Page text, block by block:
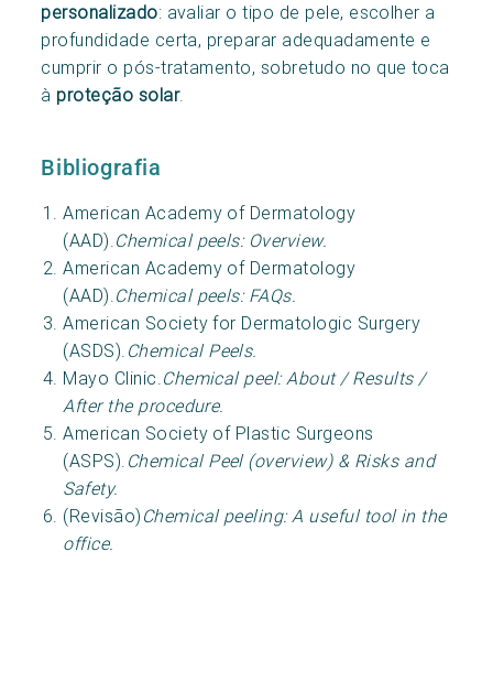
personalizado: avaliar o tipo de pele, escolher a
profundidade certa, preparar adequadamente e
cumprir o pós-tratamento, sobretudo no que toca
à proteção solar.
Bibliografia
American Academy of Dermatology
(AAD). Chemical peels: Overview.
American Academy of Dermatology
(AAD). Chemical peels: FAQs.
American Society for Dermatologic Surgery
(ASDS). Chemical Peels.
Mayo Clinic. Chemical peel: About / Results /
After the procedure.
American Society of Plastic Surgeons
(ASPS). Chemical Peel (overview) & Risks and
Safety.
(Revisão) Chemical peeling: A useful tool in the
office.